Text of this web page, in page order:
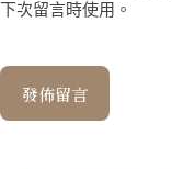
下次留言時使用。
發佈留言